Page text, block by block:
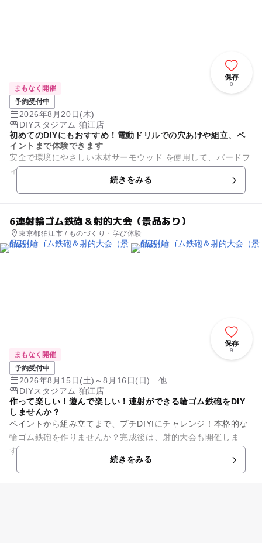
保存
0
まもなく開催
予約受付中
2026年8月20日(木)
DIYスタジアム 狛江店
初めてのDIYにもおすすめ！電動ドリルでの穴あけや組立、ペ
イントまで体験できます
安全で環境にやさしい木材サーモウッド を使用して、バードフ
ィーダーをDIYしませんか？ 小鳥がやって来るかも？
続きをみる
6連射輪ゴム鉄砲＆射的大会（景品あり）
東京都狛江市 / ものづくり・学び体験
保存
9
まもなく開催
予約受付中
2026年8月15日(土)～8月16日(日)...他
DIYスタジアム 狛江店
作って楽しい！遊んで楽しい！連射ができる輪ゴム鉄砲をDIY
しませんか？
ペイントから組み立てまで、プチDIYIにチャレンジ！本格的な
輪ゴム鉄砲を作りませんか？完成後は、射的大会も開催しま
す。
続きをみる